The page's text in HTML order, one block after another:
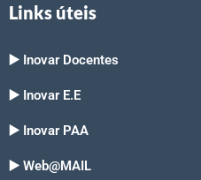
Links úteis
▶️ Inovar Docentes
▶️ Inovar E.E
▶️ Inovar PAA
▶️ Web@MAIL